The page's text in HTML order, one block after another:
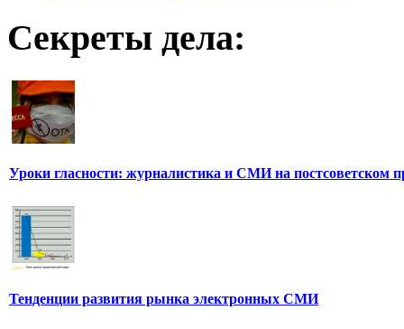
Секреты дела:
Уроки гласности: журналистика и СМИ на постсоветском
Тенденции развития рынка электронных СМИ